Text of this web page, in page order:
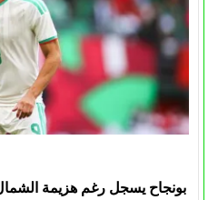
بونجاح يسجل رغم هزيمة